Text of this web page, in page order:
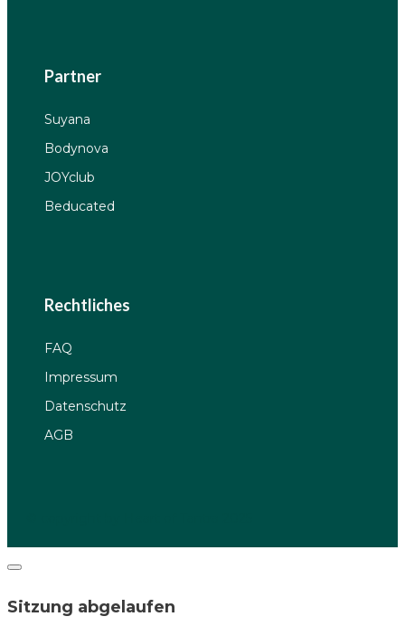
Partner
Suyana
Bodynova
JOYclub
Beducated
Rechtliches
FAQ
Impressum
Datenschutz
AGB
Dialog
Sitzung abgelaufen